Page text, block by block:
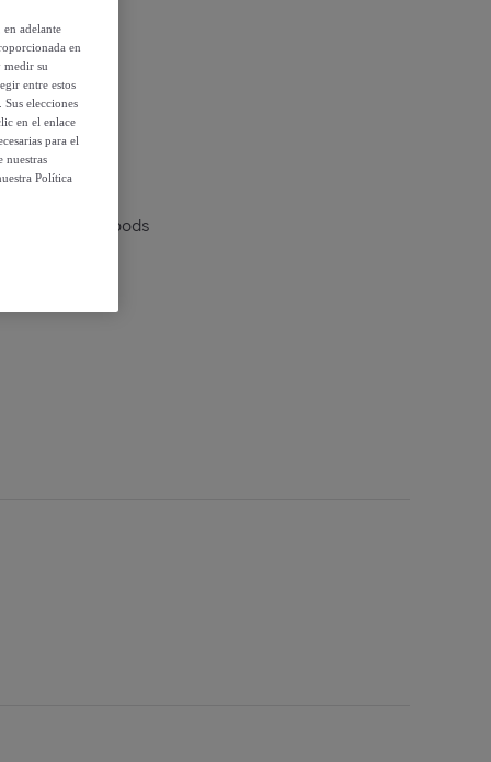
InnovaGoods
adelante
en
medir su
entre estos
elecciones
en el enlace
para el
nuestras
Política